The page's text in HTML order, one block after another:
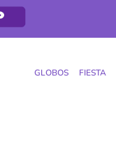
GLOBOS FIESTA